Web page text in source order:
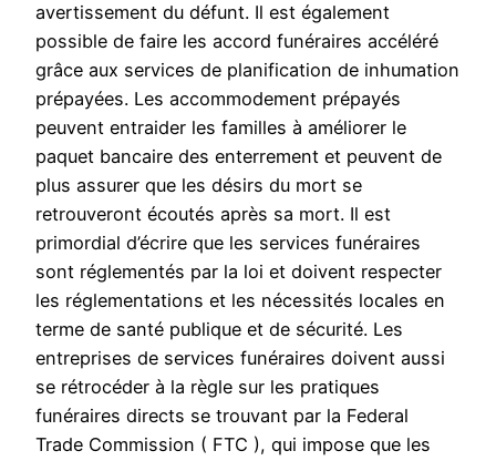
avertissement du défunt. Il est également
possible de faire les accord funéraires accéléré
grâce aux services de planification de inhumation
prépayées. Les accommodement prépayés
peuvent entraider les familles à améliorer le
paquet bancaire des enterrement et peuvent de
plus assurer que les désirs du mort se
retrouveront écoutés après sa mort. Il est
primordial d’écrire que les services funéraires
sont réglementés par la loi et doivent respecter
les réglementations et les nécessités locales en
terme de santé publique et de sécurité. Les
entreprises de services funéraires doivent aussi
se rétrocéder à la règle sur les pratiques
funéraires directs se trouvant par la Federal
Trade Commission ( FTC ), qui impose que les